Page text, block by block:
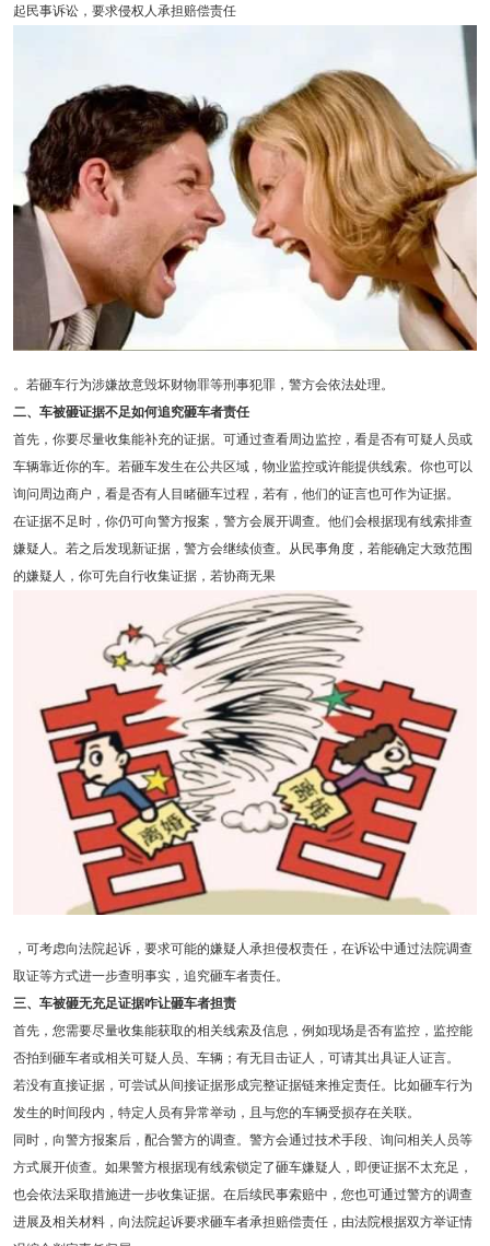
起民事诉讼，要求侵权人承担赔偿责任
。若砸车行为涉嫌故意毁坏财物罪等刑事犯罪，警方会依法处理。
二、车被砸证据不足如何追究砸车者责任
首先，你要尽量收集能补充的证据。可通过查看周边监控，看是否有可疑人员或
车辆靠近你的车。若砸车发生在公共区域，物业监控或许能提供线索。你也可以
询问周边商户，看是否有人目睹砸车过程，若有，他们的证言也可作为证据。
在证据不足时，你仍可向警方报案，警方会展开调查。他们会根据现有线索排查
嫌疑人。若之后发现新证据，警方会继续侦查。从民事角度，若能确定大致范围
的嫌疑人，你可先自行收集证据，若协商无果
，可考虑向法院起诉，要求可能的嫌疑人承担侵权责任，在诉讼中通过法院调查
取证等方式进一步查明事实，追究砸车者责任。
三、车被砸无充足证据咋让砸车者担责
首先，您需要尽量收集能获取的相关线索及信息，例如现场是否有监控，监控能
否拍到砸车者或相关可疑人员、车辆；有无目击证人，可请其出具证人证言。
若没有直接证据，可尝试从间接证据形成完整证据链来推定责任。比如砸车行为
发生的时间段内，特定人员有异常举动，且与您的车辆受损存在关联。
同时，向警方报案后，配合警方的调查。警方会通过技术手段、询问相关人员等
方式展开侦查。如果警方根据现有线索锁定了砸车嫌疑人，即便证据不太充足，
也会依法采取措施进一步收集证据。在后续民事索赔中，您也可通过警方的调查
进展及相关材料，向法院起诉要求砸车者承担赔偿责任，由法院根据双方举证情